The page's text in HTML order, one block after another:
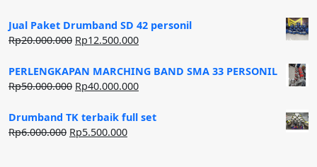
Jual Paket Drumband SD 42 personil
Rp20.000.000 Harga
adalah:
Rp20.000.000.
Rp12.500.000Harga
ini
adalah:
PERLENGKAPAN MARCHING BAND SMA 33 PERSONIL
Rp50.000.000 Harga
adalah:
Rp50.000.000.
Rp40.000.000Harga
ini
Drumband TK terbaik full set
Rp6.000.000 Harga
Rp5.500.000Harga